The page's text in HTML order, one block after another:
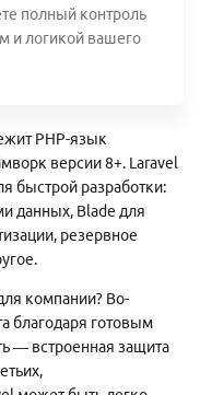
полный контроль
и логикой вашего
PHP-язык
версии 8+. Laravel
быстрой разработки:
данных, Blade для
резервное
компании? Во-
благодаря готовым
— встроенная защита